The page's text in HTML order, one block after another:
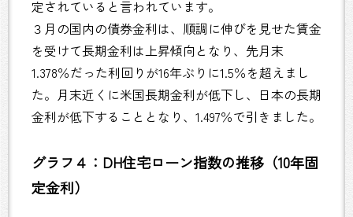
定されていると言われています。
３月の国内の債券金利は、順調に伸びを見せた賃金
を受けて長期金利は上昇傾向となり、先月末
1.378％だった利回りが16年ぶりに1.5％を超えまし
た。月末近くに米国長期金利が低下し、日本の長期
金利が低下することとなり、1.497％で引きました。
グラフ４：DH住宅ローン指数の推移（10年固
定金利）